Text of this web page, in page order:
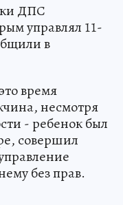
ДПС
управлял 11-
в
время
несмотря
- ребенок был
совершил
без прав.